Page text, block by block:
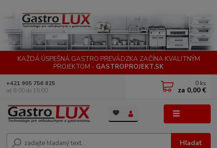
KAŽDÁ ÚSPEŠNÁ GASTRO PREVÁDZKA ZAČÍNA KVALITNÝM
PROJEKTOM - GASTROPROJEKT.SK
Hľadať
+421 905 756 825
od 8:00 do 16:00
0 ks
za 0,00 €